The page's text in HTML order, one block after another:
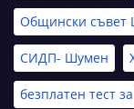
Общински съвет
СИДП- Шумен
безплатен тест